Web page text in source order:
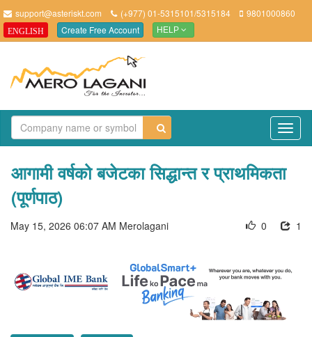
support@asteriskt.com (+977) 01-5315101/5315184 9801000860
ENGLISH Create Free Account HELP
आगामी वर्षको बजेटका सिद्धान्त र प्राथमिकता
(पूर्णपाठ)
May 15, 2026 06:07 AM Merolagani 1
0